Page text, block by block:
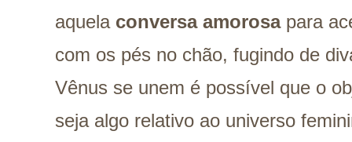
aquela conversa amorosapara
com os pés no chão, fugindo de
Vênus se unem é possível que o
seja algo relativo ao universo